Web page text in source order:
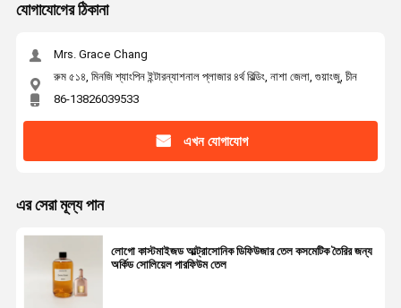
যোগাযোগের ঠিকানা
Mrs. Grace Chang
রুম ৫১৪, মিনজি শ্যাংপিন ইন্টারন্যাশনাল প্লাজার ৪র্থ বিল্ডিং, নাশা জেলা, গুয়াংজু, চীন
86-13826039533
এখন যোগাযোগ
এর সেরা মূল্য পান
লোগো কাস্টমাইজড আল্ট্রাসোনিক ডিফিউজার তেল কসমেটিক তৈরির জন্য
অর্কিড সোলিয়েল পারফিউম তেল